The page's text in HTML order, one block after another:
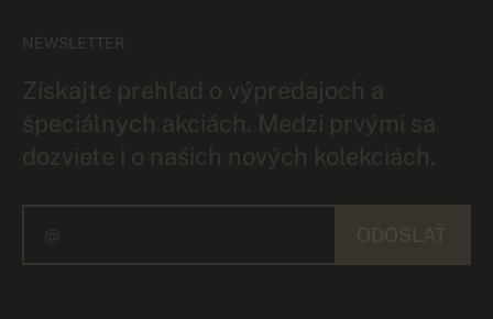
NEWSLETTER
Získajte prehľad o výpredajoch a
špeciálnych akciách. Medzi prvými sa
dozviete i o našich nových kolekciách.